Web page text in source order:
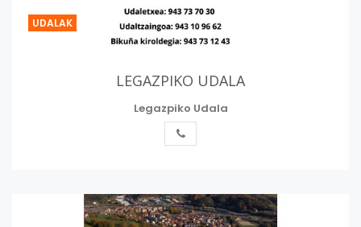
UDALAK
LEGAZPIKO UDALA
Legazpiko Udala